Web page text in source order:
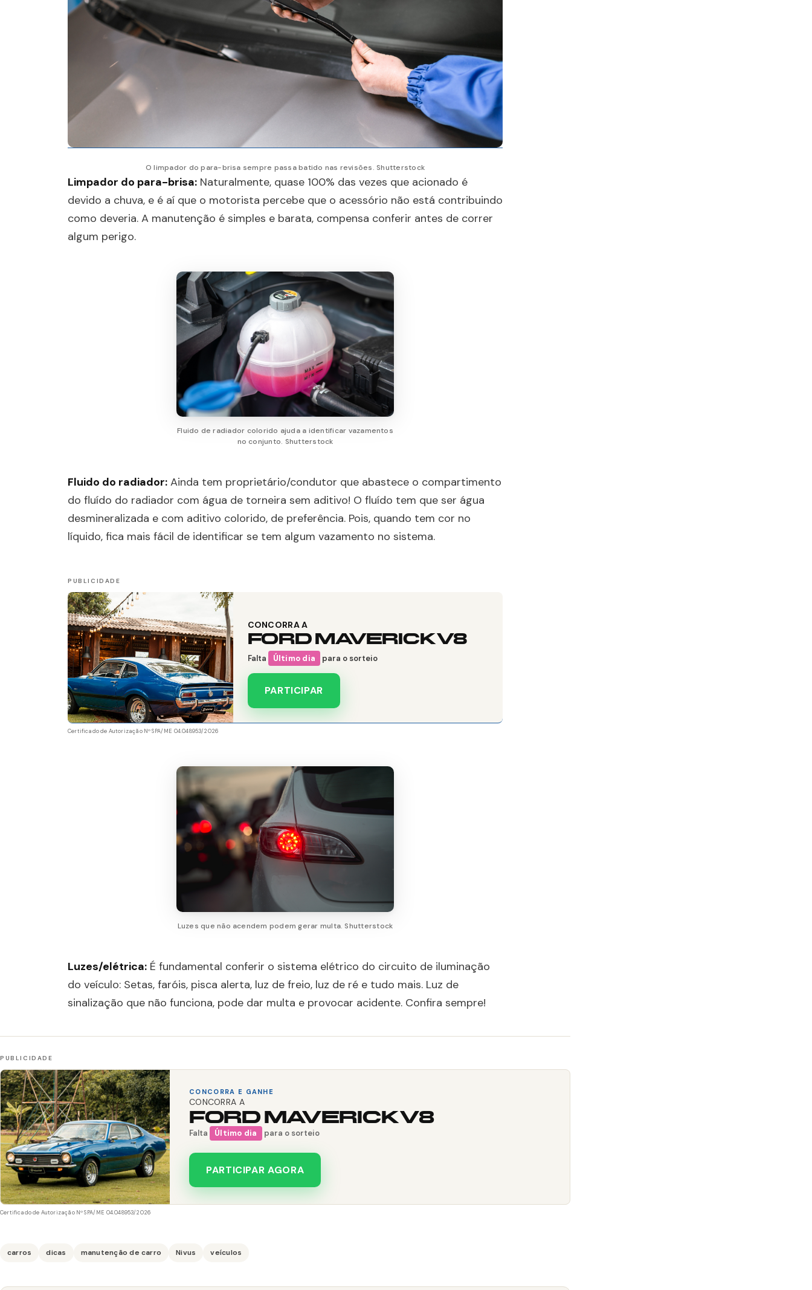
O limpador do para-brisa sempre passa batido nas revisões. Shutterstock
Limpador do para-brisa: Naturalmente, quase 100% das vezes que acionado é
devido a chuva, e é aí que o motorista percebe que o acessório não está contribuindo
como deveria. A manutenção é simples e barata, compensa conferir antes de correr
algum perigo.
Fluido de radiador colorido ajuda a identificar vazamentos
no conjunto. Shutterstock
Fluido do radiador: Ainda tem proprietário/condutor que abastece o compartimento
do fluído do radiador com água de torneira sem aditivo! O fluído tem que ser água
desmineralizada e com aditivo colorido, de preferência. Pois, quando tem cor no
líquido, fica mais fácil de identificar se tem algum vazamento no sistema.
CONCORRA A
FORD MAVERICK V8
Falta Último dia para o sorteio
PARTICIPAR
Certificado de Autorização Nº SPA/ME 04.048953/2026
Luzes que não acendem podem gerar multa. Shutterstock
Luzes/elétrica: É fundamental conferir o sistema elétrico do circuito de iluminação
do veículo: Setas, faróis, pisca alerta, luz de freio, luz de ré e tudo mais. Luz de
sinalização que não funciona, pode dar multa e provocar acidente. Confira sempre!
CONCORRA E GANHE
CONCORRA A
FORD MAVERICK V8
Falta Último dia para o sorteio
PARTICIPAR AGORA
Certificado de Autorização Nº SPA/ME 04.048953/2026
carros dicas manutenção de carro Nivus veículos